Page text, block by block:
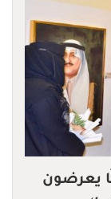
التأسيس.. 30 فنانًا يعرضون